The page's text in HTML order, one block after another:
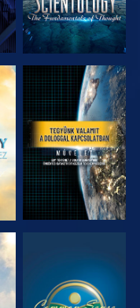
MŰSORNÉZÉS
MŰSORNÉZÉS